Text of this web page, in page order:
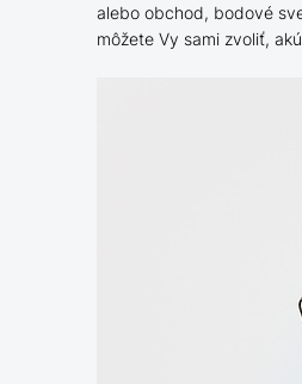
alebo obchod, bodové
môžete Vy sami zvoliť,